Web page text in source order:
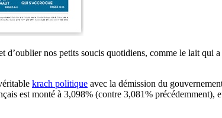
d’oublier nos petits soucis quotidiens, comme le lait
krach politique avec la démission du
est monté à 3,098% (contre 3,081%